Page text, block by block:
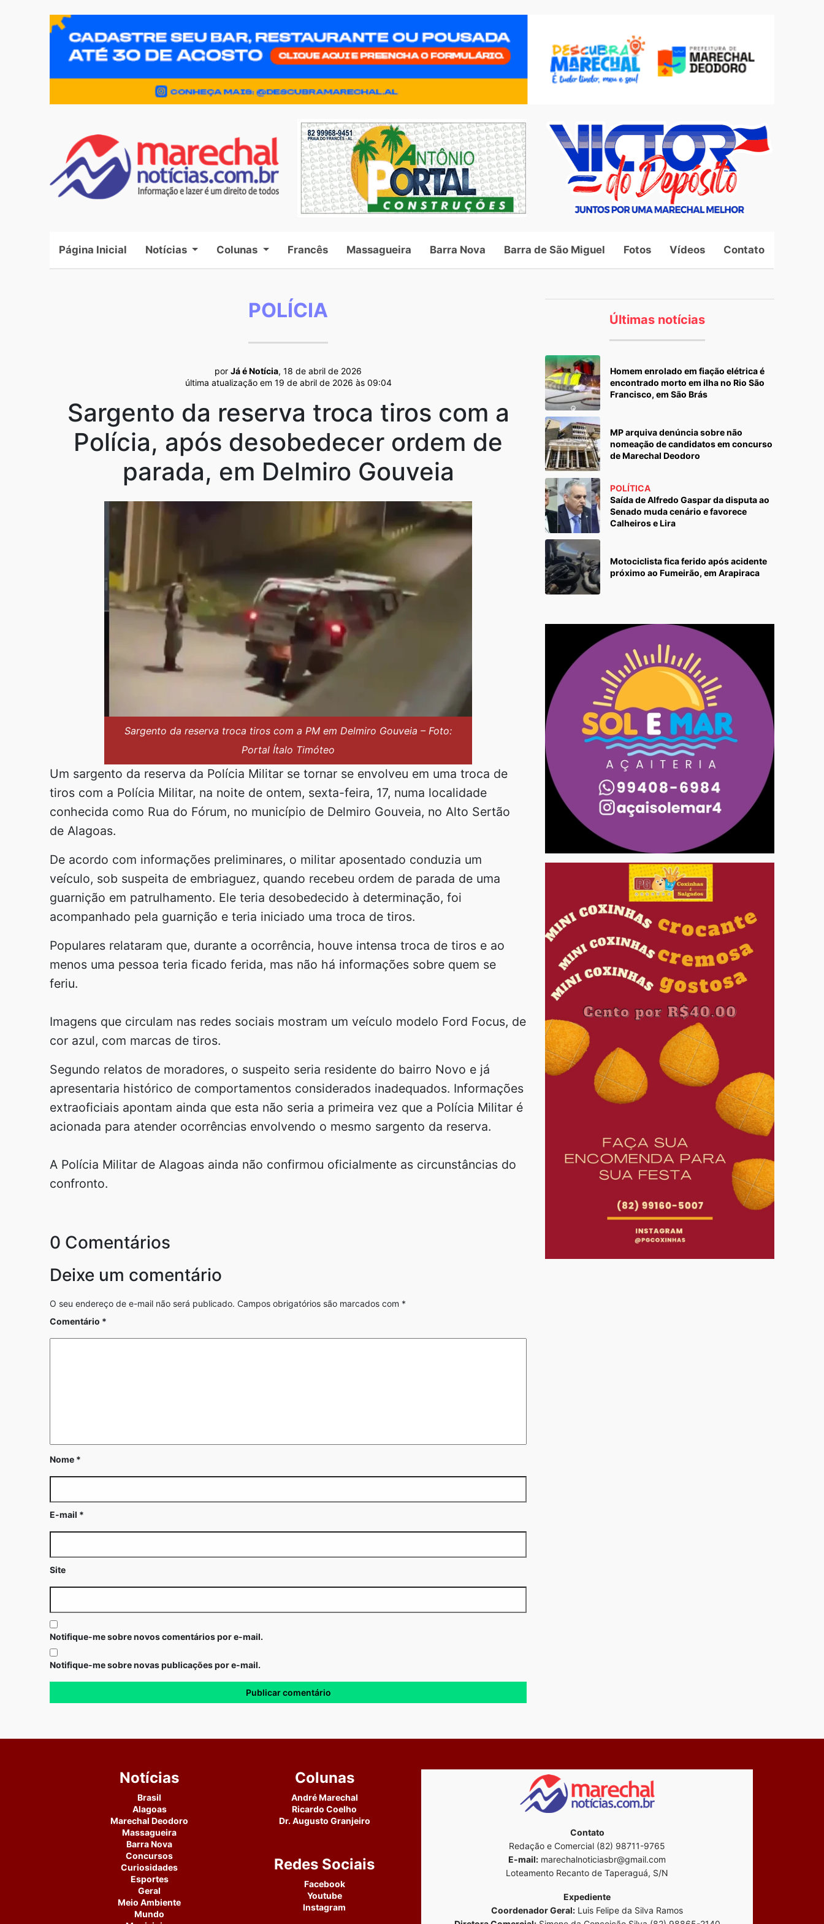
Página Inicial (current)
Notícias Colunas Francês Massagueira Barra Nova Barra de São Miguel Fotos Vídeos Contato
POLÍCIA
por Já é Notícia, 18 de abril de 2026
última atualização em 19 de abril de 2026 às 09:04
Sargento da reserva troca tiros com a
Polícia, após desobedecer ordem de
parada, em Delmiro Gouveia
Sargento da reserva troca tiros com a PM em Delmiro Gouveia – Foto:
Portal Ítalo Timóteo
Um sargento da reserva da Polícia Militar se tornar se envolveu em uma troca de
tiros com a Polícia Militar, na noite de ontem, sexta-feira, 17, numa localidade
conhecida como Rua do Fórum, no município de Delmiro Gouveia, no Alto Sertão
de Alagoas.
De acordo com informações preliminares, o militar aposentado conduzia um
veículo, sob suspeita de embriaguez, quando recebeu ordem de parada de uma
guarnição em patrulhamento. Ele teria desobedecido à determinação, foi
acompanhado pela guarnição e teria iniciado uma troca de tiros.
Populares relataram que, durante a ocorrência, houve intensa troca de tiros e ao
menos uma pessoa teria ficado ferida, mas não há informações sobre quem se
feriu.
Imagens que circulam nas redes sociais mostram um veículo modelo Ford Focus, de
cor azul, com marcas de tiros.
Segundo relatos de moradores, o suspeito seria residente do bairro Novo e já
apresentaria histórico de comportamentos considerados inadequados. Informações
extraoficiais apontam ainda que esta não seria a primeira vez que a Polícia Militar é
acionada para atender ocorrências envolvendo o mesmo sargento da reserva.
A Polícia Militar de Alagoas ainda não confirmou oficialmente as circunstâncias do
confronto.
0 Comentários
Deixe um comentário
O seu endereço de e-mail não será publicado. Campos obrigatórios são marcados com *
Comentário *
Nome *
E-mail *
Site
Notifique-me sobre novos comentários por e-mail.
Notifique-me sobre novas publicações por e-mail.
Últimas notícias
Homem enrolado em fiação elétrica é
encontrado morto em ilha no Rio São
Francisco, em São Brás
MP arquiva denúncia sobre não
nomeação de candidatos em concurso
de Marechal Deodoro
POLÍTICA
Saída de Alfredo Gaspar da disputa ao
Senado muda cenário e favorece
Calheiros e Lira
Motociclista fica ferido após acidente
próximo ao Fumeirão, em Arapiraca
Notícias
Brasil
Alagoas
Marechal Deodoro
Massagueira
Barra Nova
Concursos
Curiosidades
Esportes
Geral
Meio Ambiente
Mundo
Colunas
André Marechal
Ricardo Coelho
Dr. Augusto Granjeiro
Redes Sociais
Facebook
Youtube
Instagram
Contato
Redação e Comercial (82) 98711-9765
E-mail: marechalnoticiasbr@gmail.com
Loteamento Recanto de Taperaguá, S/N
Expediente
Coordenador Geral: Luis Felipe da Silva Ramos